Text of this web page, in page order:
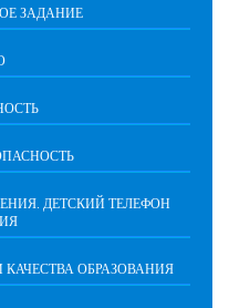
ЗАДАНИЕ
ДЕТСКИЙ ТЕЛЕФОН
ОБРАЗОВАНИЯ